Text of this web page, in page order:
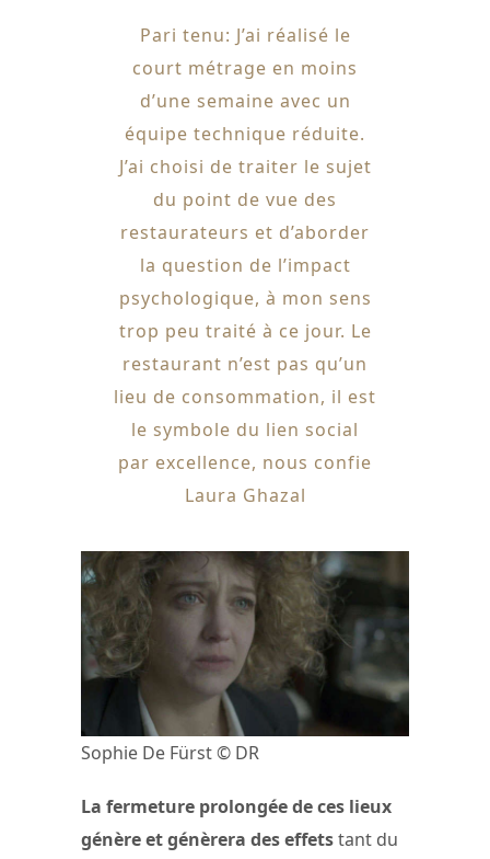
Pari tenu: J’ai réalisé le
court métrage en moins
d’une semaine avec un
équipe technique réduite.
J’ai choisi de traiter le sujet
du point de vue des
restaurateurs et d’aborder
la question de l’impact
psychologique, à mon sens
trop peu traité à ce jour. Le
restaurant n’est pas qu’un
lieu de consommation, il est
le symbole du lien social
par excellence, nous confie
Laura Ghazal
Sophie De Fürst © DR
La fermeture prolongée de ces lieux
génère et génèrera des effetstant du